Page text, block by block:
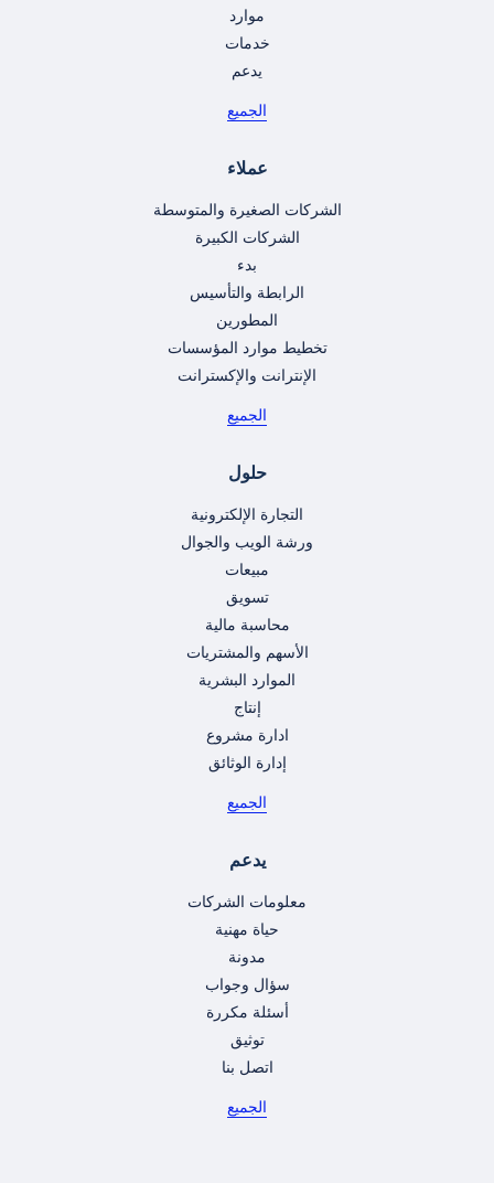
موارد
خدمات
يدعم
الجميع
عملاء
الشركات الصغيرة والمتوسطة
الشركات الكبيرة
بدء
الرابطة والتأسيس
المطورين
تخطيط موارد المؤسسات
الإنترانت والإكسترانت
الجميع
حلول
التجارة الإلكترونية
ورشة الويب والجوال
مبيعات
تسويق
محاسبة مالية
الأسهم والمشتريات
الموارد البشرية
إنتاج
ادارة مشروع
إدارة الوثائق
الجميع
يدعم
معلومات الشركات
حياة مهنية
مدونة
سؤال وجواب
أسئلة مكررة
توثيق
اتصل بنا
الجميع